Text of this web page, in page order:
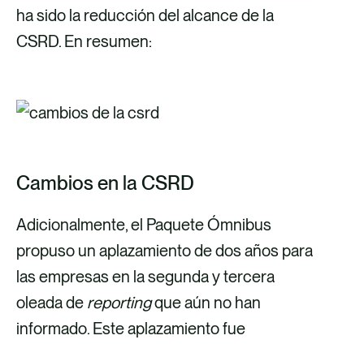
ha sido la reducción del alcance de la
CSRD. En resumen:
Cambios en la CSRD
Adicionalmente, el Paquete Ómnibus
propuso un aplazamiento de dos años para
las empresas en la segunda y tercera
oleada de reportingque aún no han
informado. Este aplazamiento fue